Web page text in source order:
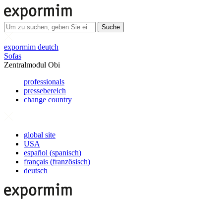
Suche
expormim deutch
Sofas
Zentralmodul Obi
professionals
pressebereich
change country
global site
USA
español (spanisch)
français (französisch)
deutsch